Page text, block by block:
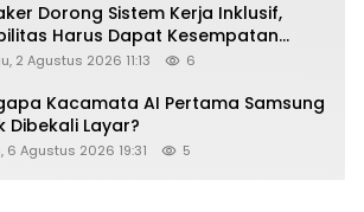
Dorong Sistem Kerja Inklusif,
Harus Dapat Kesempatan
2 Agustus 2026 11:13 6
Kacamata AI Pertama Samsung
Dibekali Layar?
6 Agustus 2026 19:31 5